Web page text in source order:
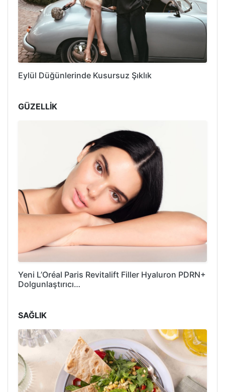
Eylül Düğünlerinde Kusursuz Şıklık
GÜZELLİK
Yeni L’Oréal Paris Revitalift Filler Hyaluron PDRN+
Dolgunlaştırıcı…
SAĞLIK